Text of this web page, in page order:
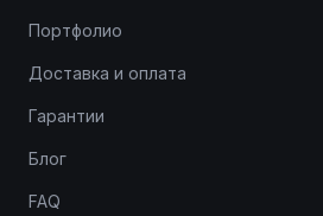
Портфолио
Доставка и оплата
Гарантии
Блог
FAQ